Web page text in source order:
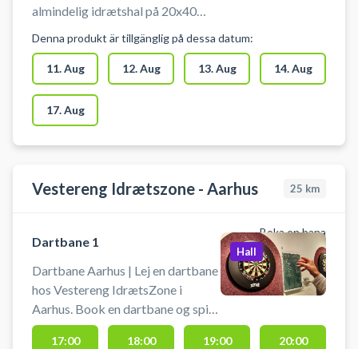
almindelig idrætshal på 20x40
som indendørs fodboldbane med
bander. Man skal bruge
indendørssko. Anlægget er
bemandet. Der er omklædning.
#Book-indendørs-fodbold #Spil-
indendørs-fodbold #Indendørs-
Aarhus
Denna produkt är tillgänglig på dessa datum:
11. Aug 12. Aug 13. Aug 14. Aug
17. Aug
Vestereng Idrætszone - Aarhus 25 km
Boka en bana
Dartbane 1
Dartbane Aarhus | Lej en dartbane
hos Vestereng IdrætsZone i
Aarhus. Book en dartbane og spil
dart i Aarhus på en kvalitets
Hall
17:00 18:00 19:00 20:00